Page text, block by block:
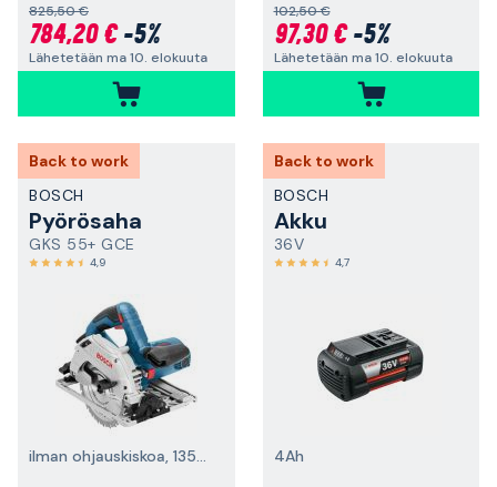
825,50 €
784,20 €-5%
Lähetetään ma 10. elokuuta
102,50 €
97,30 €-5%
Lähetetään ma 10. elokuuta
Back to work
BOSCH
Pyörösaha
GKS 55+ GCE
4,9
ilman ohjauskiskoa, 1350 W
Back to work
BOSCH
Akku
36V
4,7
4Ah